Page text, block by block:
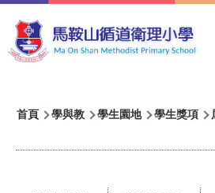
移至主內容
導
連
首頁 學與教 學生園地 學生獎項